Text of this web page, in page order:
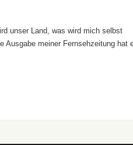
unser Land, was wird mich selbst
meiner Fernsehzeitung hat